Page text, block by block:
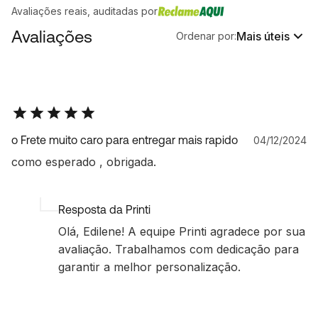
Avaliações reais, auditadas por
Avaliações Ordenar por:Mais úteis
o Frete muito caro para entregar mais rapido
como esperado , obrigada.
04/12/2024
Resposta da Printi
Olá, Edilene! A equipe Printi agradece por sua
avaliação. Trabalhamos com dedicação para
garantir a melhor personalização.